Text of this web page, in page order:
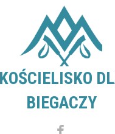
KOŚCIELISKO
BIEGACZY